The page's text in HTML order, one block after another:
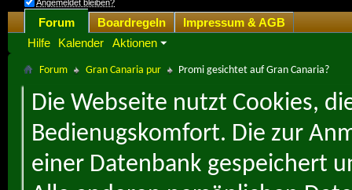
Angemeldet bleiben?
Forum
Hilfe
Kalender Aktionen
Boardregeln Impressum & AGB
Forum Gran Canaria pur Promi gesichtet auf Gran Canaria?
Die Webseite nutzt Cookies,
Bedienugskomfort. Die zur
einer Datenbank gespeichert